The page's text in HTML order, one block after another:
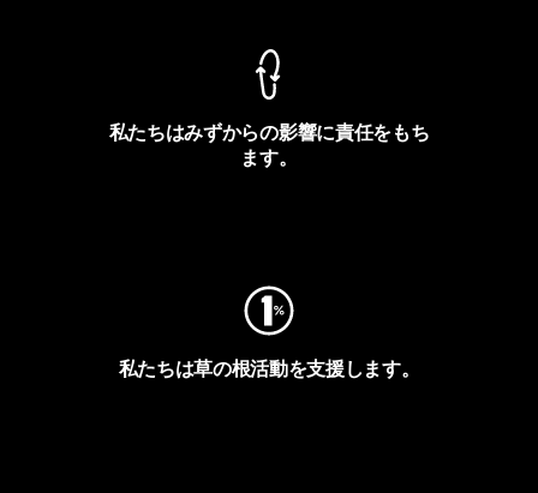
私たちはみずからの影響に責任をもち
ます。
私たちは草の根活動を支援します。